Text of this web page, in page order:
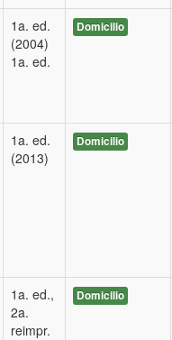
1a. ed.
(2004)
1a. ed.
Domicilio
1a. ed.
(2013)
Domicilio
1a. ed.,
2a.
reimpr.
Domicilio